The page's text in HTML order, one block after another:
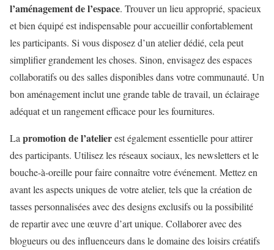
l’aménagement de l’espace. Trouver un lieu approprié, spacieux
et bien équipé est indispensable pour accueillir confortablement
les participants. Si vous disposez d’un atelier dédié, cela peut
simplifier grandement les choses. Sinon, envisagez des espaces
collaboratifs ou des salles disponibles dans votre communauté. Un
bon aménagement inclut une grande table de travail, un éclairage
adéquat et un rangement efficace pour les fournitures.
La promotion de l’atelierest également essentielle pour attirer
des participants. Utilisez les réseaux sociaux, les newsletters et le
bouche-à-oreille pour faire connaître votre événement. Mettez en
avant les aspects uniques de votre atelier, tels que la création de
tasses personnalisées avec des designs exclusifs ou la possibilité
de repartir avec une œuvre d’art unique. Collaborer avec des
blogueurs ou des influenceurs dans le domaine des loisirs créatifs